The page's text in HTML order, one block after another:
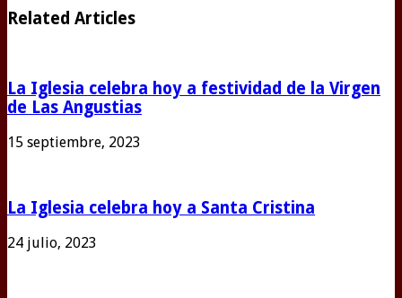
Related Articles
La Iglesia celebra hoy a festividad de la Virgen
de Las Angustias
15 septiembre, 2023
La Iglesia celebra hoy a Santa Cristina
24 julio, 2023